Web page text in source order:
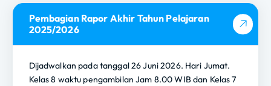
Pembagian Rapor Akhir Tahun Pelajaran
2025/2026
Dijadwalkan pada tanggal 26 Juni 2026. Hari Jumat.
Kelas 8 waktu pengambilan Jam 8.00 WIB dan Kelas 7